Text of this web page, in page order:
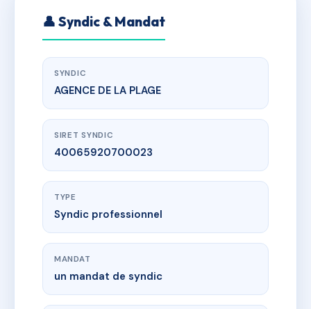
👤 Syndic & Mandat
SYNDIC
AGENCE DE LA PLAGE
SIRET SYNDIC
40065920700023
TYPE
Syndic professionnel
MANDAT
un mandat de syndic